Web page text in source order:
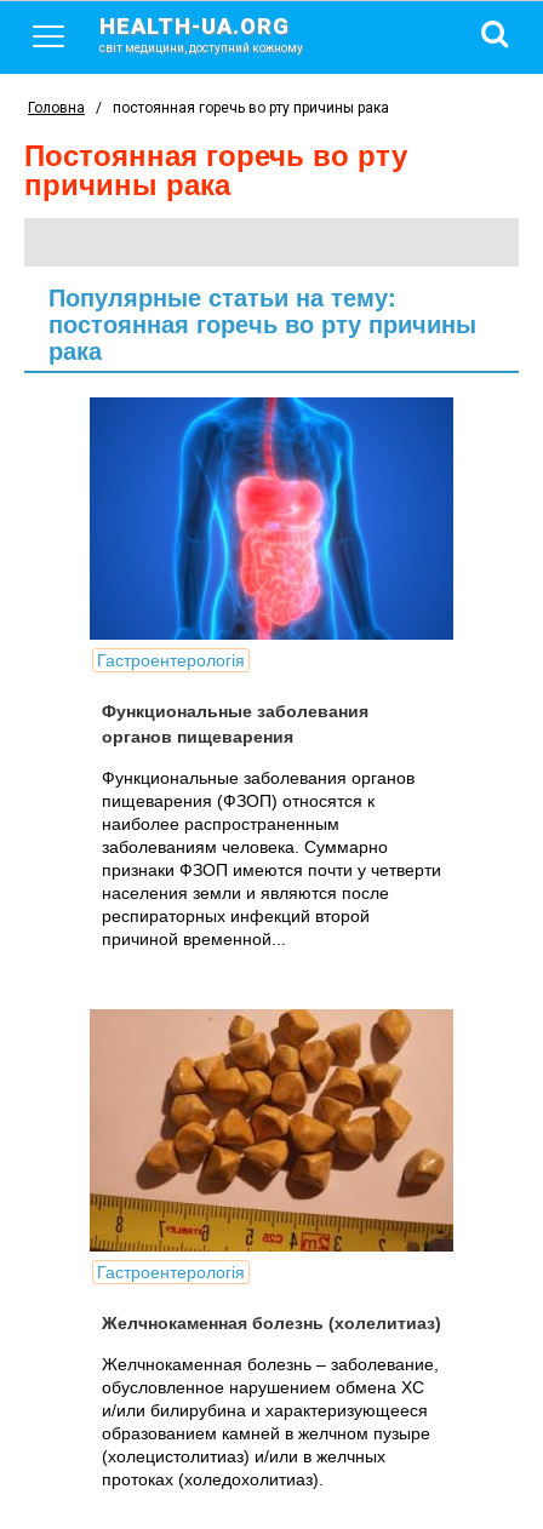
HEALTH-UA.ORG
світ медицини, доступний кожному
Головна / постоянная горечь во рту причины рака
постоянная горечь во рту
причины рака
Популярные статьи на тему:
постоянная горечь во рту причины
рака
Гастроентерологія
Функциональные заболевания
органов пищеварения
Функциональные заболевания органов
пищеварения (ФЗОП) относятся к
наиболее распространенным
заболеваниям человека. Суммарно
признаки ФЗОП имеются почти у четверти
населения земли и являются после
респираторных инфекций второй
причиной временной...
Гастроентерологія
Желчнокаменная болезнь (холелитиаз)
Желчнокаменная болезнь – заболевание,
обусловленное нарушением обмена ХС
и/или билирубина и характеризующееся
образованием камней в желчном пузыре
(холецистолитиаз) и/или в желчных
протоках (холедохолитиаз).